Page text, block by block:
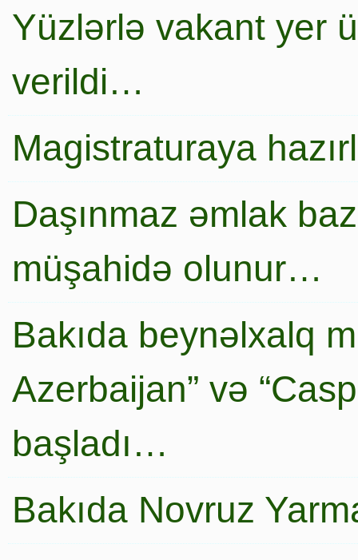
Yüzlərlə vakant yer
verildi…
Magistraturaya
Daşınmaz əmlak
müşahidə olunur…
Bakıda beynəlxalq
Azerbaijan” və
başladı…
Bakıda Novruz